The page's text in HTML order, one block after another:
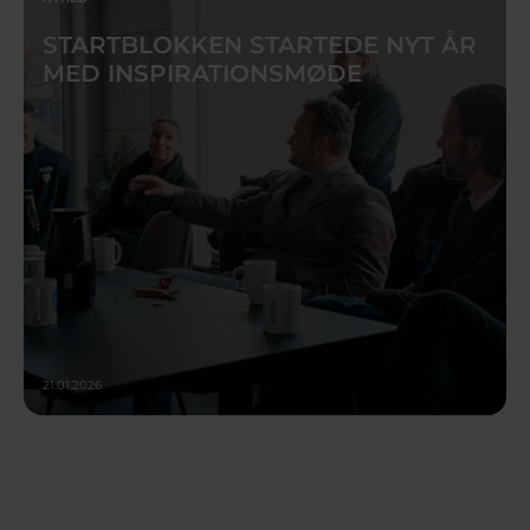
STARTBLOKKEN STARTEDE NYT ÅR
MED INSPIRATIONSMØDE
21.01.2026